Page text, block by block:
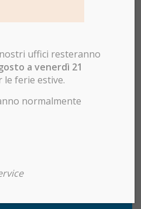
uffici resteranno
a venerdì 21
le ferie estive.
normalmente